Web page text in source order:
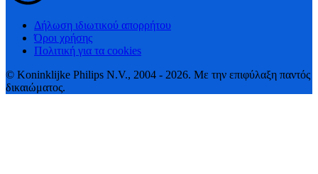
Δήλωση ιδιωτικού απορρήτου
Όροι χρήσης
Πολιτική για τα cookies
© Koninklijke Philips N.V., 2004 - 2026. Με την επιφύλαξη παντός
δικαιώματος.